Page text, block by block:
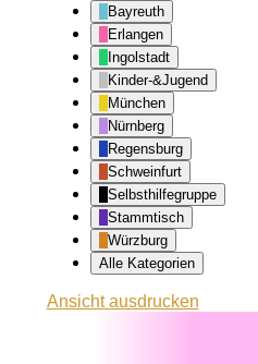
Bayreuth
Erlangen
Ingolstadt
Kinder-&Jugend
München
Nürnberg
Regensburg
Schweinfurt
Selbsthilfegruppe
Stammtisch
Würzburg
Alle Kategorien
Ansichtausdrucken